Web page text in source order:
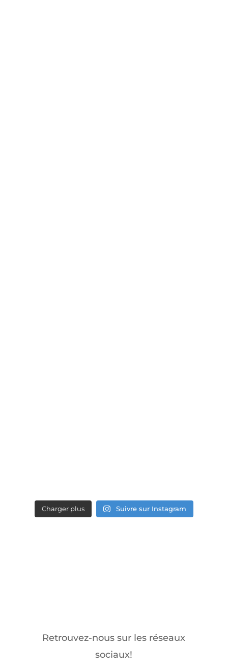
Charger plus Suivre sur Instagram
Retrouvez-nous sur les réseaux
sociaux!